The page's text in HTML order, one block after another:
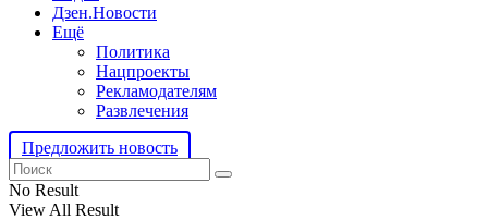
Дзен.Новости
Ещё
Политика
Нацпроекты
Рекламодателям
Развлечения
Предложить новость
No Result
View All Result